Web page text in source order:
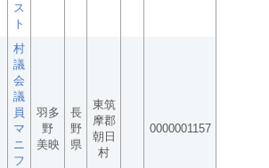
ス
ト
村
議
会
議
員
マ
ニ
フ
羽多
野
美映
長
野
県
東筑
摩郡
朝日
村
0000001157